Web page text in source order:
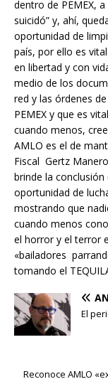
dentro de PEMEX,
suicidó” y, ahí,
oportunidad de
país, por ello es
en libertad y con
medio de los
red y las órdenes
PEMEX y que es
cuando menos,
AMLO es el de
Fiscal Gertz
brinde la
oportunidad de
mostrando que
cuando menos
el horror y el terror
«bailadores
tomando el
El
Reconoce AMLO